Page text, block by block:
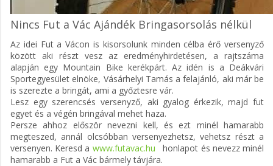
Nincs Fut a Vác Ajándék Bringasorsolás nélkül
Az idei Fut a Vácon is kisorsolunk minden célba érő versenyző
között aki részt vesz az eredményhirdetésen, a rajtszáma
alapján egy Mountain Bike kerékpárt. Az idén is a Deákvári
Sportegyesület elnöke, Vásárhelyi Tamás a felajánló, aki már be
is szerezte a bringát, ami a győztesre vár.
Lesz egy szerencsés versenyző, aki gyalog érkezik, majd fut
egyet és a végén bringával mehet haza.
Persze ahhoz először nevezni kell, és ezt minél hamarabb
megteszed, annál olcsóbban versenyezhetsz, vehetsz részt a
versenyen. Keresd a www.futavac.hu honlapot és nevezz minél
hamarabb a Fut a Vác bármely távjára.